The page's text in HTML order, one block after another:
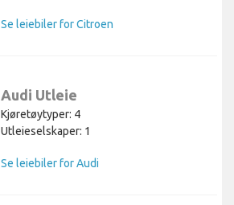
Se leiebiler for Citroen
Audi Utleie
Kjøretøytyper: 4
Utleieselskaper: 1
Se leiebiler for Audi